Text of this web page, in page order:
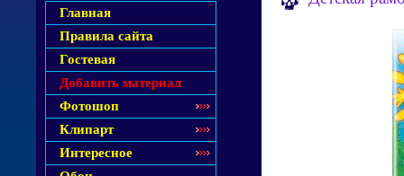
Главная
Правила сайта
Гостевая
Добавить материал
Фотошоп
Клипарт
Интересное